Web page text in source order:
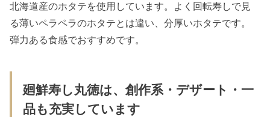
北海道産のホタテを使用しています。よく回転寿しで見
る薄いペラペラのホタテとは違い、分厚いホタテです。
弾力ある食感でおすすめです。
廻鮮寿し丸徳は、創作系・デザート・一
品も充実しています